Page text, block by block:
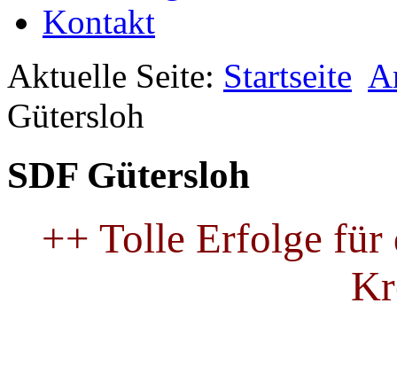
Kontakt
Aktuelle Seite: Startseite
Gütersloh
SDF Gütersloh
++ Tolle Erfolge für